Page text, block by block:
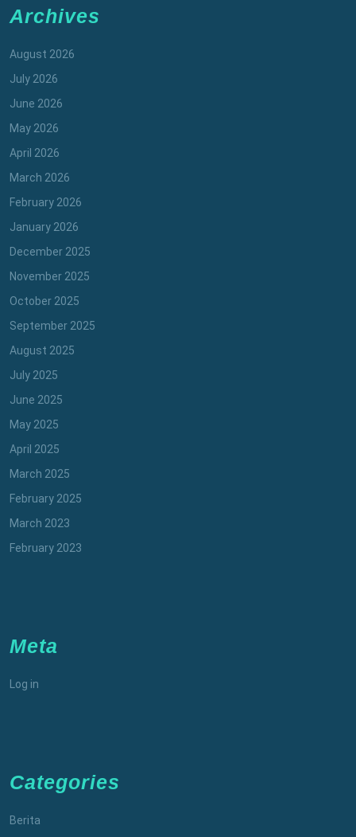
Archives
August 2026
July 2026
June 2026
May 2026
April 2026
March 2026
February 2026
January 2026
December 2025
November 2025
October 2025
September 2025
August 2025
July 2025
June 2025
May 2025
April 2025
March 2025
February 2025
March 2023
February 2023
Meta
Log in
Categories
Berita